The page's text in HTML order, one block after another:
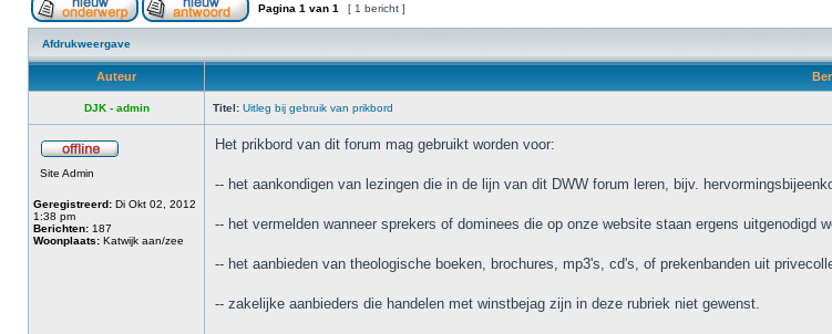
Pagina 1 van 1 [ 1 bericht ]
Afdrukweergave
Auteur
DJK - admin Titel: Uitleg bij gebruik van prikbord
Site Admin
Geregistreerd: Di Okt 02, 2012
1:38 pm
Berichten: 187
Woonplaats: Katwijk aan/zee
Het prikbord van dit forum mag gebruikt worden voor:
-- het aankondigen van lezingen die in de lijn van dit DWW forum leren, bijv.
-- het vermelden wanneer sprekers of dominees die op onze website staan ergens uitgenodigd
-- het aanbieden van theologische boeken, brochures, mp3's, cd's, of prekenbanden uit
-- zakelijke aanbieders die handelen met winstbejag zijn in deze rubriek niet gewenst.